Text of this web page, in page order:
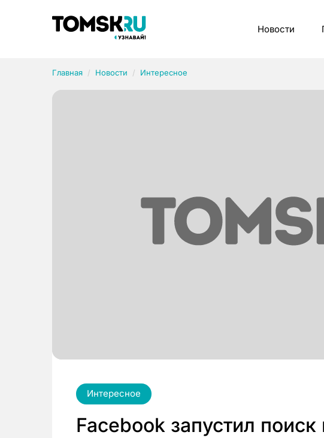
Новости
Главная Новости Интересное
Интересное
Facebook запустил
Рубрики